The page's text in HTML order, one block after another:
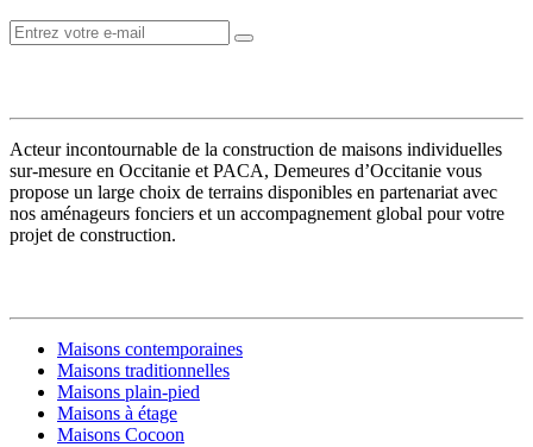
Acteur incontournable de la construction de maisons individuelles
sur-mesure en Occitanie et PACA, Demeures d’Occitanie vous
propose un large choix de terrains disponibles en partenariat avec
nos aménageurs fonciers et un accompagnement global pour votre
projet de construction.
Maisons contemporaines
Maisons traditionnelles
Maisons plain-pied
Maisons à étage
Maisons Cocoon